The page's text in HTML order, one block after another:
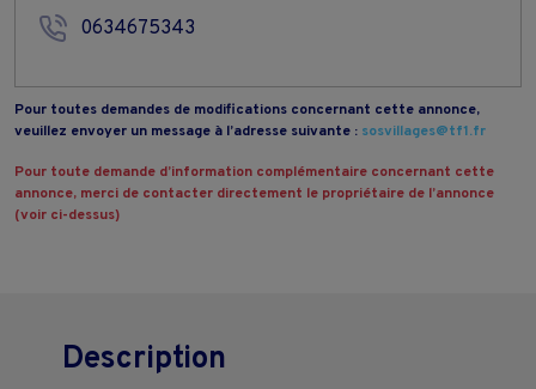
0634675343
Pour toutes demandes de modifications concernant cette annonce,
veuillez envoyer un message à l’adresse suivante : sosvillages@tf1.fr
Pour toute demande d’information complémentaire concernant cette
annonce, merci de contacter directement le propriétaire de l’annonce
(voir ci-dessus)
Description